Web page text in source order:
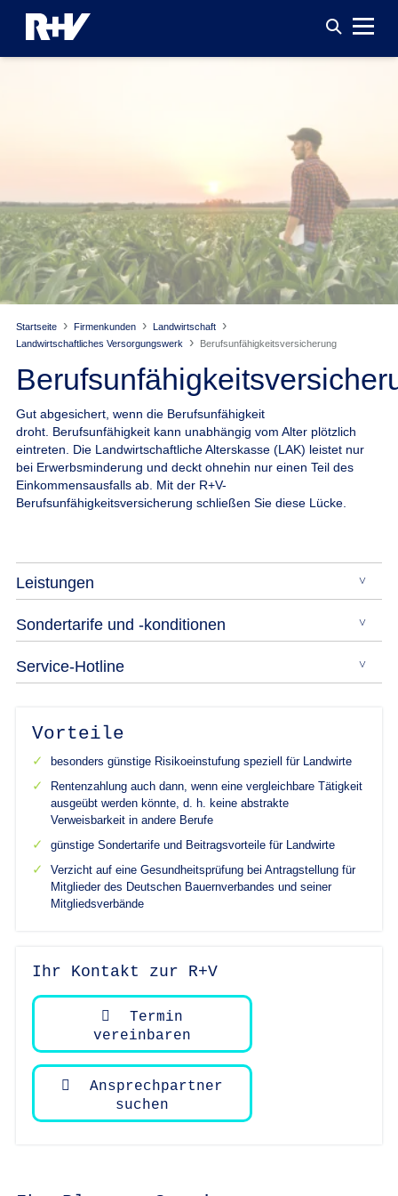
Startseite Firmenkunden
Landwirtschaft
Landwirtschaftliches Versorgungswerk
Berufsunfähigkeitsversicherung
Gut abgesichert, wenn die Berufsunfähigkeit
droht. Berufsunfähigkeit kann unabhängig vom Alter plötzlich
eintreten. Die Landwirtschaftliche Alterskasse (LAK) leistet nur
bei Erwerbsminderung und deckt ohnehin nur einen Teil des
Einkommensausfalls ab. Mit der R+V-
Berufsunfähigkeitsversicherung schließen Sie diese Lücke.
Leistungen
Sondertarife und -konditionen
Service-Hotline
Vorteile
besonders günstige Risikoeinstufung speziell für Landwirte
Rentenzahlung auch dann, wenn eine vergleichbare Tätigkeit
ausgeübt werden könnte, d. h. keine abstrakte
Verweisbarkeit in andere Berufe
günstige Sondertarife und Beitragsvorteile für Landwirte
Verzicht auf eine Gesundheitsprüfung bei Antragstellung für
Mitglieder des Deutschen Bauernverbandes und seiner
Mitgliedsverbände
Ihr Kontakt zur R+V
Termin
vereinbaren
Ansprechpartner
suchen